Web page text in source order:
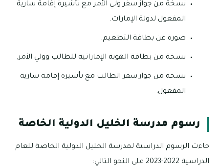
نسخة من جواز سفر ولي الأمر مع تأشيرة إقامة سارية
المفعول لدولة الإمارات.
صورة عن بطاقة التطعيم.
نسخة من بطاقة الهوية الإماراتية للطالب وولي الأمر.
نسخة من جواز سفر الطالب مع تأشيرة إقامة سارية
المفعول.
رسوم مدرسة الخليل الدولية الخاصة
جاءت الرسوم الدراسية لمدرسة الخليل الدولية الخاصة للعام
الدراسية 2022-2023 على النحو التالي: